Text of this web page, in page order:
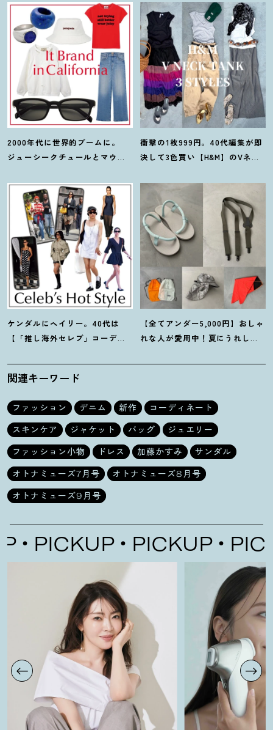
2000年代に世界的ブームに。
ジューシークチュールとマウ
ド】6選
衝撃の1枚999円。40代編集が即
決して3色買い【H&M】のVネッ
3選
ケンダルにヘイリー。40代は
【「推し海外セレブ」コーデ】
デが吉！
【全てアンダー5,000円】おしゃ
れな人が愛用中 ！ 夏にうれしい
小物5選
関連キーワード
ファッション デニム 新作
コーディネート
スキンケア
ジャケット バッグ
ジュエリー
ファッション小物
ドレス 加藤かすみ
サンダル
オトナミューズ7月号
オトナミューズ8月号
オトナミューズ9月号
PICKUP PICKUP